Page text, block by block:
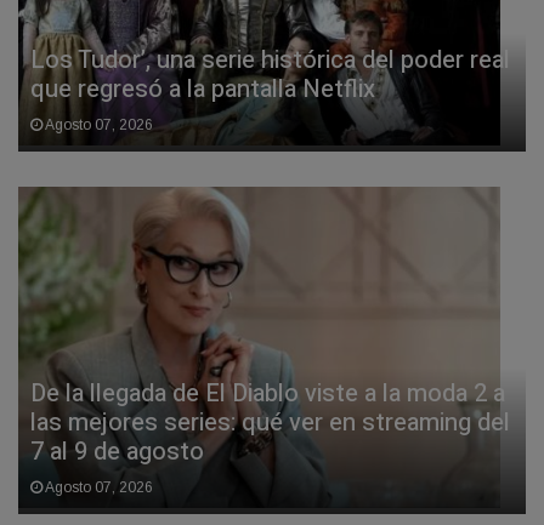
Los Tudor’, una serie histórica del poder real
que regresó a la pantalla Netflix
Agosto 07, 2026
De la llegada de El Diablo viste a la moda 2 a
las mejores series: qué ver en streaming del
7 al 9 de agosto
Agosto 07, 2026